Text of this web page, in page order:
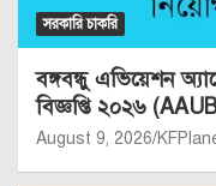
সরকারি চাকরি
বঙ্গবন্ধু এভিয়েশন
বিজ্ঞপ্তি ২০২৬
August 9, 2026